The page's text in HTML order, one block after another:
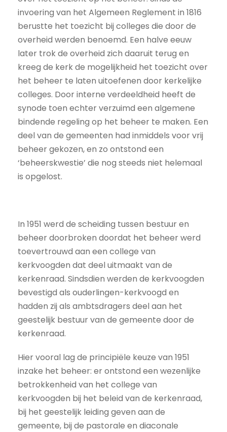
invoering van het Algemeen Reglement in 1816
berustte het toezicht bij colleges die door de
overheid werden benoemd. Een halve eeuw
later trok de overheid zich daaruit terug en
kreeg de kerk de mogelijkheid het toezicht over
het beheer te laten uitoefenen door kerkelijke
colleges. Door interne verdeeldheid heeft de
synode toen echter verzuimd een algemene
bindende regeling op het beheer te maken. Een
deel van de gemeenten had inmiddels voor vrij
beheer gekozen, en zo ontstond een
‘beheerskwestie’ die nog steeds niet helemaal
is opgelost.
In 1951 werd de scheiding tussen bestuur en
beheer doorbroken doordat het beheer werd
toevertrouwd aan een college van
kerkvoogden dat deel uitmaakt van de
kerkenraad. Sindsdien werden de kerkvoogden
bevestigd als ouderlingen-kerkvoogd en
hadden zij als ambtsdragers deel aan het
geestelijk bestuur van de gemeente door de
kerkenraad.
Hier vooral lag de principiële keuze van 1951
inzake het beheer: er ontstond een wezenlijke
betrokkenheid van het college van
kerkvoogden bij het beleid van de kerkenraad,
bij het geestelijk leiding geven aan de
gemeente, bij de pastorale en diaconale